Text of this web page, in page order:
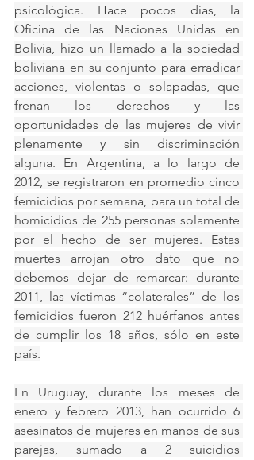
psicológica. Hace pocos días, la
Oficina de las Naciones Unidas en
Bolivia, hizo un llamado a la sociedad
boliviana en su conjunto para erradicar
acciones, violentas o solapadas, que
frenan los derechos y las
oportunidades de las mujeres de vivir
plenamente y sin discriminación
alguna. En Argentina, a lo largo de
2012, se registraron en promedio cinco
femicidios por semana, para un total de
homicidios de 255 personas solamente
por el hecho de ser mujeres. Estas
muertes arrojan otro dato que no
debemos dejar de remarcar: durante
2011, las víctimas “colaterales” de los
femicidios fueron 212 huérfanos antes
de cumplir los 18 años, sólo en este
país.
En Uruguay, durante los meses de
enero y febrero 2013, han ocurrido 6
asesinatos de mujeres en manos de sus
parejas, sumado a 2 suicidios